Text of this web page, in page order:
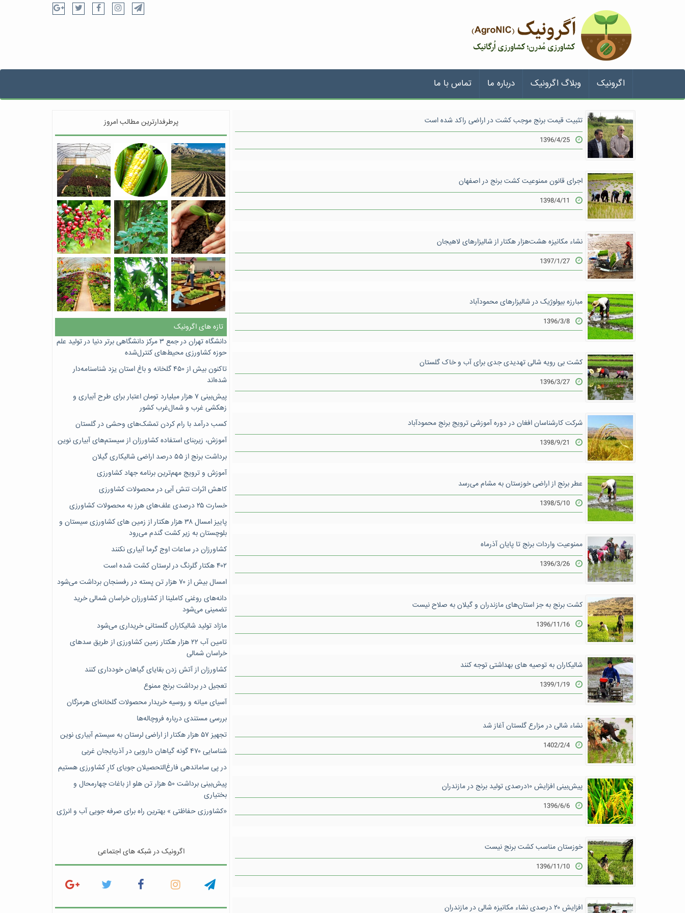
اگرونیک وبلاگ اگرونیک درباره ما تماس با ما
تثبیت قیمت برنج موجب کشت در اراضی راکد شده است
1396/4/25
اجرای قانون ممنوعیت کشت برنج در اصفهان
1398/4/11
نشاء مکانیزه هشت‌هزار هکتار از شالیزارهای لاهیجان
1397/1/27
مبارزه بیولوژیک در شالیزارهای محمودآباد
1396/3/8
کشت بی رویه شالی تهدیدی جدی برای آب و خاک گلستان
1396/3/27
شرکت کارشناسان افغان در دوره آموزشی ترویج برنج محمودآباد
1398/9/21
عطر برنج از اراضی خوزستان به مشام می‌رسد
1398/5/10
ممنوعیت واردات برنج تا پایان آذرماه
1396/3/26
کشت برنج به جز استان‌های مازندران و گیلان به صلاح نیست
1396/11/16
شالیکاران به توصیه های بهداشتی توجه کنند
1399/1/19
نشاء شالی در مزارع گلستان آغاز شد
1402/2/4
پیش‌بینی افزایش ۱۰درصدی تولید برنج در مازندران
1396/6/6
خوزستان مناسب کشت برنج نیست
1396/11/10
افزایش ۲۰ درصدی نشاء مکانیزه شالی در مازندران
پرطرفدارترین مطالب امروز
تازه های اگرونیک
دانشگاه تهران در جمع ۳ مرکز دانشگاهی برتر دنیا در تولید علم
حوزه کشاورزی محیط‌های کنترل‌شده
تاکنون بیش از ۴۵۰ گلخانه و باغ استان یزد شناسنامه‌دار
شده‌اند
پیش‌بینی ۷‌ هزار میلیارد تومان اعتبار برای طرح آبیاری و
زهکشی غرب و شمال‌غرب کشور
کسب درآمد با رام کردن تمشک‌های وحشی در گلستان
آموزش، زیربنای استفاده کشاورزان از سیستم‌های آبیاری نوین
برداشت برنج از ۵۵ درصد اراضی شالیکاری گیلان
آموزش و ترویج مهم‌ترین برنامه جهاد کشاورزی
کاهش اثرات تنش آبی در محصولات کشاورزی
خسارت ۲۵ درصدی علف‌های هرز به محصولات کشاورزی
پاییز امسال ۳۸ هزار هکتار از زمین های کشاورزی سیستان و
بلوچستان به زیر کشت گندم می‌رود
کشاورزان در ساعات اوج گرما آبیاری نکنند
۴۰۲ هکتار گلرنگ در لرستان کشت شده است
امسال بیش از ۷۰ هزار تن پسته در رفسنجان برداشت می‌شود
دانه‌های روغنی کاملینا از کشاورزان خراسان شمالی خرید
تضمینی می‌شود
مازاد تولید شالیکاران گلستانی خریداری می‌شود
تامین آب ۲۲ هزار هکتار زمین کشاورزی از طریق سدهای
خراسان شمالی
کشاورزان از آتش زدن بقایای گیاهان خودداری کنند
تعجیل در برداشت برنج ممنوع
آسیای میانه و روسیه خریدار محصولات گلخانه‌ای هرمزگان
بررسی مستندی درباره فروچاله‌ها
تجهیز ۵۷ هزار هکتار از اراضی لرستان به سیستم آبیاری نوین
شناسایی ۴۷٠ گونه گیاهان دارویی در آذربایجان غربی
در پی ساماندهی فارغ‌التحصیلان جویای کارِ کشاورزی هستیم
پیش‎‌بینی برداشت ۵۰ هزار تن هلو از باغات چهارمحال و
بختیاری
«کشاورزی حفاظتی » بهترین راه برای صرفه جویی آب و انرژی
اگرونیک در شبکه های اجتماعی